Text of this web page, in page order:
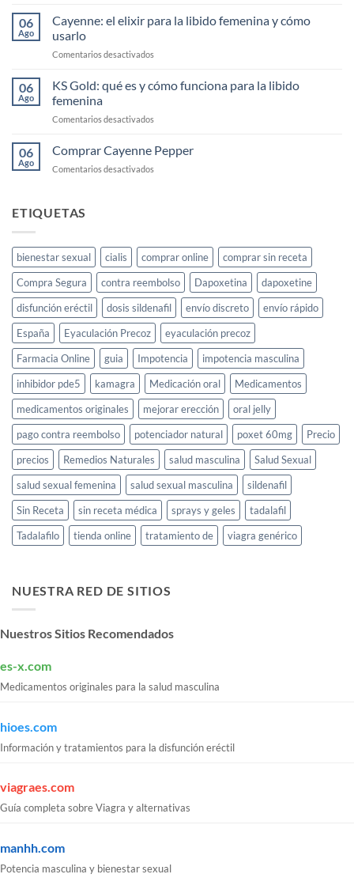
Cayenne
06
Ago
Cayenne: el elixir para la libido femenina y cómo
usarlo
Comentarios desactivados
el
la
femenina
cómo
06
Ago
KS Gold: qué es y cómo funciona para la libido
femenina
Comentarios desactivados
Gold:
es
femenina
06
Ago
Comprar Cayenne Pepper
Comentarios desactivados
ETIQUETAS
bienestar sexual cialis comprar online
comprar sin receta
Compra Segura
contra reembolso Dapoxetina
dapoxetine
disfunción eréctil
dosis sildenafil envío discreto
envío rápido
España
Eyaculación Precoz
eyaculación precoz
Farmacia Online
guia Impotencia
impotencia masculina
inhibidor pde5
kamagra Medicación oral
Medicamentos
medicamentos originales
mejorar erección
oral jelly
pago contra reembolso
potenciador natural poxet 60mg
Precio
precios
Remedios Naturales salud masculina
Salud Sexual
salud sexual femenina
salud sexual masculina
sildenafil
Sin Receta
sin receta médica sprays y geles
tadalafil
Tadalafilo
tienda online tratamiento de viagra genérico
NUESTRA RED DE SITIOS
Nuestros Sitios Recomendados
es-x.com
Medicamentos originales para la salud masculina
hioes.com
Información y tratamientos para la disfunción eréctil
viagraes.com
Guía completa sobre Viagra y alternativas
manhh.com
Potencia masculina y bienestar sexual